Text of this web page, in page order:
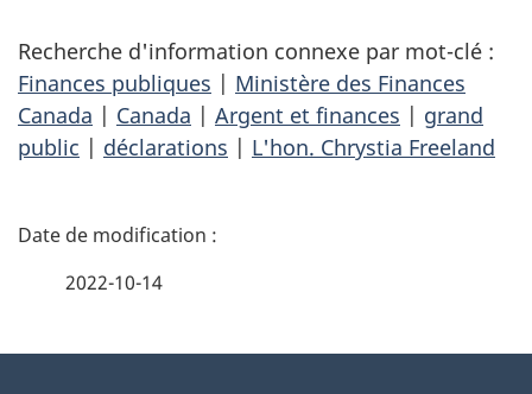
Recherche d'information connexe par mot-clé :
Finances publiques | Ministère des Finances
Canada | Canada | Argent et finances | grand
public | déclarations | L'hon. Chrystia Freeland
D
2022-10-14